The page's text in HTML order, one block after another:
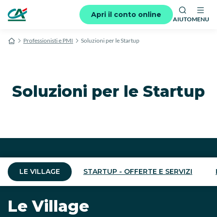
Apri il conto online
AIUTOMENU
Professionisti e PMI Soluzioni per le Startup
Soluzioni per le Startup
Le Village
Offerte e servizi per le
Sviluppo internazionale
Flexibusiness
SMART&START
LE VILLAGE STARTUP - OFFERTE E SERVIZI